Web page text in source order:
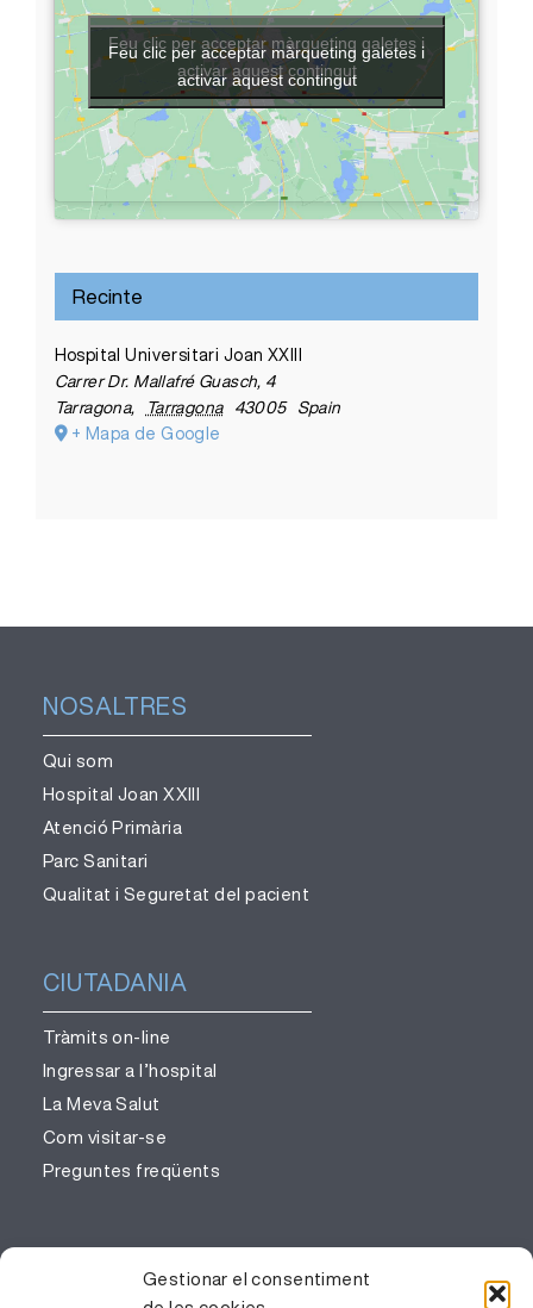
Gestionar el consentiment
Recinte
Hospital Universitari Joan XXIII
Carrer Dr. Mallafré Guasch, 4
Tarragona, Tarragona 43005
Spain
+ Mapa de Google
Feu clic per acceptar màrqueting galetes i
activar aquest contingut
Feu clic per acceptar màrqueting galetes i
activar aquest contingut
NOSALTRES
Qui som
Hospital Joan XXIII
Atenció Primària
Parc Sanitari
Qualitat i Seguretat del pacient
CIUTADANIA
Tràmits on-line
Ingressar a l’hospital
La Meva Salut
Com visitar-se
Preguntes freqüents